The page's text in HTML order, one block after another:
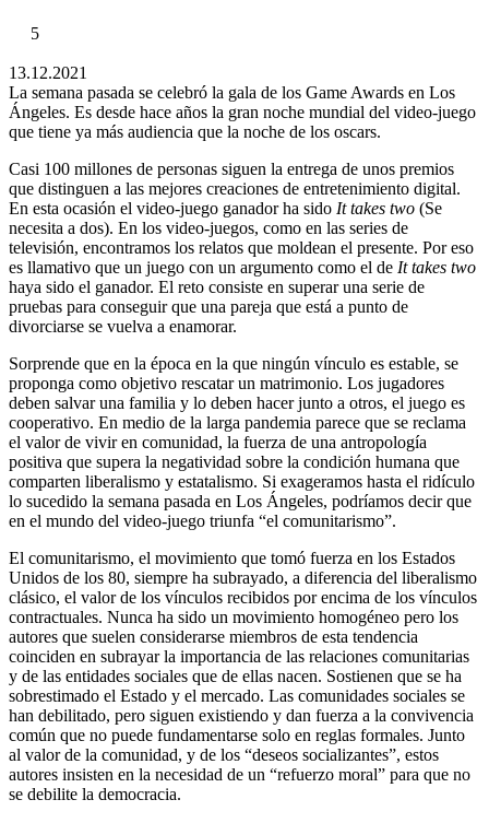
5
13.12.2021
La semana pasada se celebró la gala de los Game Awards en Los
Ángeles. Es desde hace años la gran noche mundial del video-juego
que tiene ya más audiencia que la noche de los oscars.
Casi 100 millones de personas siguen la entrega de unos premios
que distinguen a las mejores creaciones de entretenimiento digital.
En esta ocasión el video-juego ganador ha sido It takes two (Se
necesita a dos). En los video-juegos, como en las series de
televisión, encontramos los relatos que moldean el presente. Por eso
es llamativo que un juego con un argumento como el de It takes two
haya sido el ganador. El reto consiste en superar una serie de
pruebas para conseguir que una pareja que está a punto de
divorciarse se vuelva a enamorar.
Sorprende que en la época en la que ningún vínculo es estable, se
proponga como objetivo rescatar un matrimonio. Los jugadores
deben salvar una familia y lo deben hacer junto a otros, el juego es
cooperativo. En medio de la larga pandemia parece que se reclama
el valor de vivir en comunidad, la fuerza de una antropología
positiva que supera la negatividad sobre la condición humana que
comparten liberalismo y estatalismo. Si exageramos hasta el ridículo
lo sucedido la semana pasada en Los Ángeles, podríamos decir que
en el mundo del video-juego triunfa “el comunitarismo”.
El comunitarismo, el movimiento que tomó fuerza en los Estados
Unidos de los 80, siempre ha subrayado, a diferencia del liberalismo
clásico, el valor de los vínculos recibidos por encima de los vínculos
contractuales. Nunca ha sido un movimiento homogéneo pero los
autores que suelen considerarse miembros de esta tendencia
coinciden en subrayar la importancia de las relaciones comunitarias
y de las entidades sociales que de ellas nacen. Sostienen que se ha
sobrestimado el Estado y el mercado. Las comunidades sociales se
han debilitado, pero siguen existiendo y dan fuerza a la convivencia
común que no puede fundamentarse solo en reglas formales. Junto
al valor de la comunidad, y de los “deseos socializantes”, estos
autores insisten en la necesidad de un “refuerzo moral” para que no
se debilite la democracia.